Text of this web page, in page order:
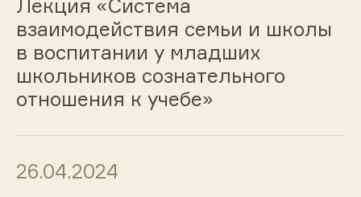
Лекция «Система
взаимодействия семьи и школы
в воспитании у младших
школьников сознательного
отношения к учебе»
26.04.2024